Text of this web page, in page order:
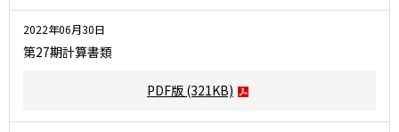
2022年06月30日
第27期計算書類
PDF版 (321KB)